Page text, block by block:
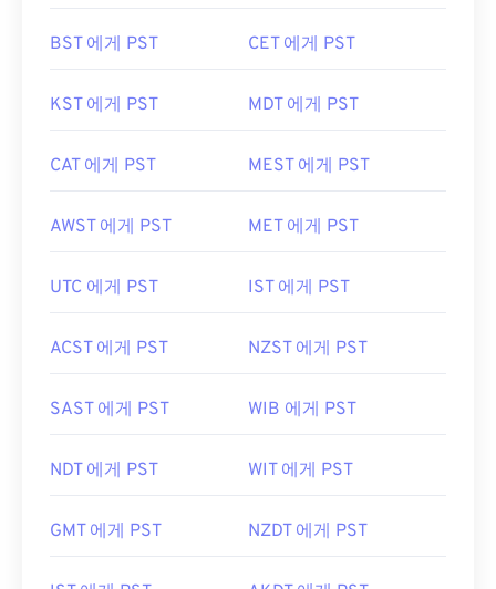
BST 에게 PST CET 에게 PST
KST 에게 PST MDT 에게 PST
CAT 에게 PST MEST 에게 PST
AWST 에게 PST MET 에게 PST
UTC 에게 PST IST 에게 PST
ACST 에게 PST NZST 에게 PST
SAST 에게 PST WIB 에게 PST
NDT 에게 PST WIT 에게 PST
GMT 에게 PST NZDT 에게 PST